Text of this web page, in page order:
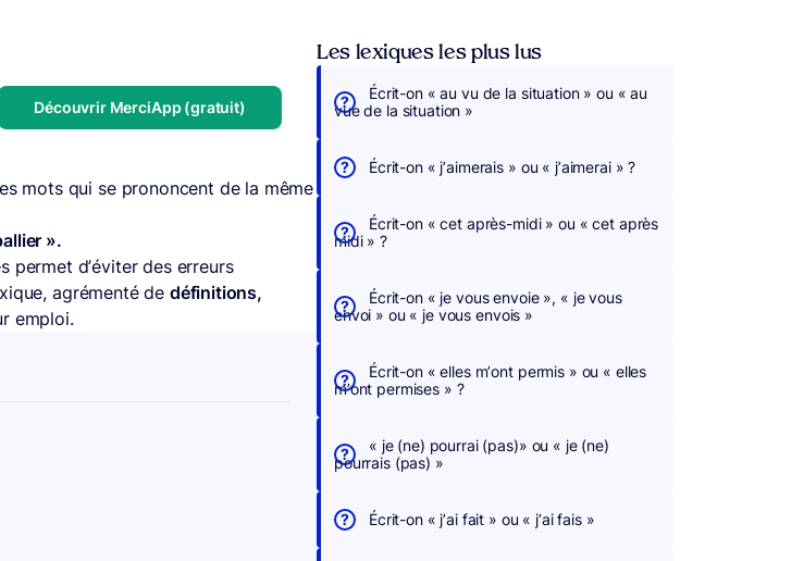
Découvrir MerciApp (gratuit)
mots qui se prononcent de la même
».
permet d’éviter des erreurs
agrémenté de définitions,
emploi.
Les lexiques les plus lus
Écrit-on « au vu de la situation » ou « au
vue de la situation »
Écrit-on « j’aimerais » ou « j’aimerai » ?
Écrit-on « cet après-midi » ou « cet après
midi » ?
Écrit-on « je vous envoie », « je vous
envoi » ou « je vous envois »
Écrit-on « elles m’ont permis » ou « elles
m’ont permises » ?
« je (ne) pourrai (pas)» ou « je (ne)
pourrais (pas) »
Écrit-on « j’ai fait » ou « j’ai fais »